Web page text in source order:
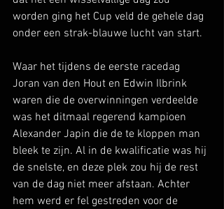
worden ging het Cup veld de gehele dag
onder een strak-blauwe lucht van start.
Waar het tijdens de eerste racedag
Joran van den Hout en Edwin Ilbrink
waren die de overwinningen verdeelde
was het ditmaal regerend kampioen
Alexander Japin die de te kloppen man
bleek te zijn. Al in de kwalificatie was hij
de snelste, en deze plek zou hij de rest
van de dag niet meer afstaan. Achter
hem werd er fel gestreden voor de